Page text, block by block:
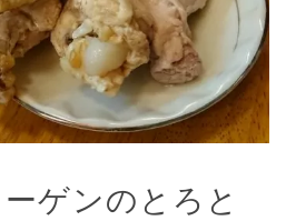
ゲンのとろと